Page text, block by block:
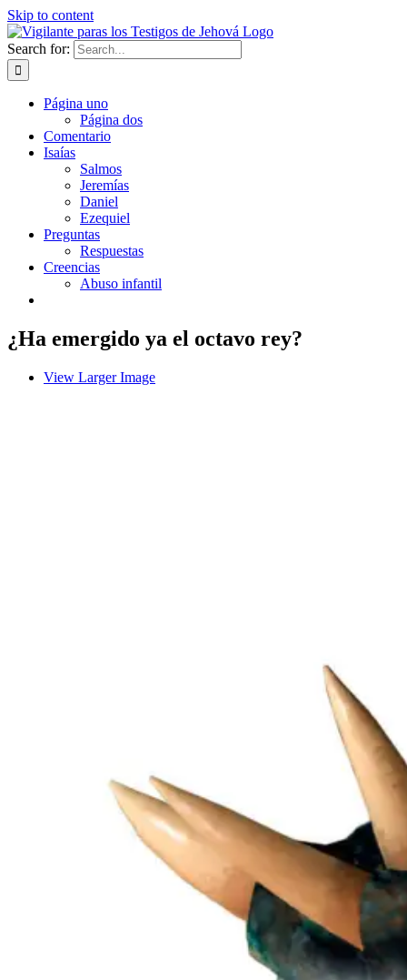
Skip to content
Search for:
Página uno
Página dos
Comentario
Isaías
Salmos
Jeremías
Daniel
Ezequiel
Preguntas
Respuestas
Creencias
Abuso infantil
¿Ha emergido ya el octavo rey?
View Larger Image